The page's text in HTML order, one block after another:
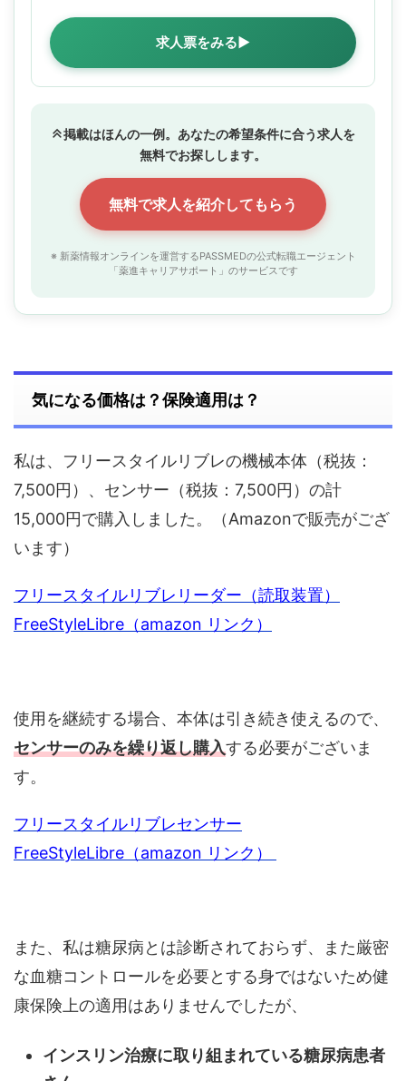
求人票をみる▶
掲載はほんの一例。あなたの希望条件に合う求人を
無料でお探しします。
無料で求人を紹介してもらう
※ 新薬情報オンラインを運営するPASSMEDの公式転職エージェント
「薬進キャリアサポート」のサービスです
気になる価格は？保険適用は？
私は、フリースタイルリブレの機械本体（税抜：
7,500円）、センサー（税抜：7,500円）の計
15,000円で購入しました。（Amazonで販売がござ
います）
フリースタイルリブレリーダー（読取装置）
FreeStyleLibre（amazon リンク）
使用を継続する場合、本体は引き続き使えるので、
センサーのみを繰り返し購入する必要がございま
す。
フリースタイルリブレセンサー
FreeStyleLibre（amazon リンク）
また、私は糖尿病とは診断されておらず、また厳密
な血糖コントロールを必要とする身ではないため健
康保険上の適用はありませんでしたが、
インスリン治療に取り組まれている糖尿病患者